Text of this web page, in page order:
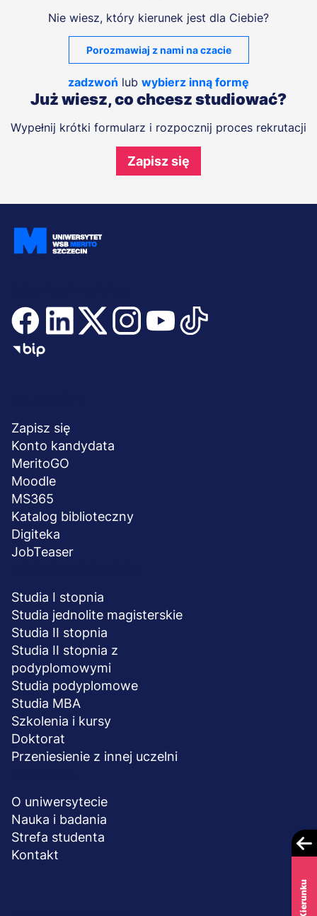
Nie wiesz, który kierunek jest dla Ciebie?
Porozmawiaj z nami na czacie
zadzwoń lub wybierz inną formę
Już wiesz, co chcesz studiować?
Wypełnij krótki formularz i rozpocznij proces rekrutacji
Zapisz się
stopka
Zapisz się
Konto kandydata
MeritoGO
Moodle
MS365
Katalog biblioteczny
Digiteka
JobTeaser
Studia I stopnia
Studia jednolite magisterskie
Studia II stopnia
Studia II stopnia z
podyplomowymi
Studia podyplomowe
Studia MBA
Szkolenia i kursy
Doktorat
Przeniesienie z innej uczelni
O uniwersytecie
Nauka i badania
Strefa studenta
Kontakt